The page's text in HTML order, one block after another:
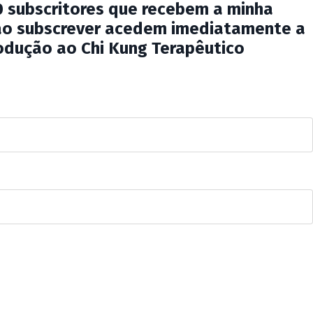
subscritores que recebem a minha
subscrever acedem imediatamente a
ao Chi Kung Terapêutico